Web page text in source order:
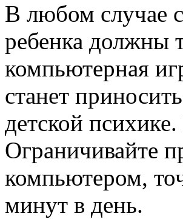
В любом случае
ребенка должны
компьютерная
станет
детской
Ограничивайте
компьютером,
минут в день.